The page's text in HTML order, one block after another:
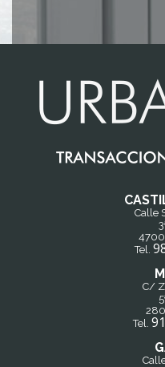
Calle
Tel.
C/
Tel.